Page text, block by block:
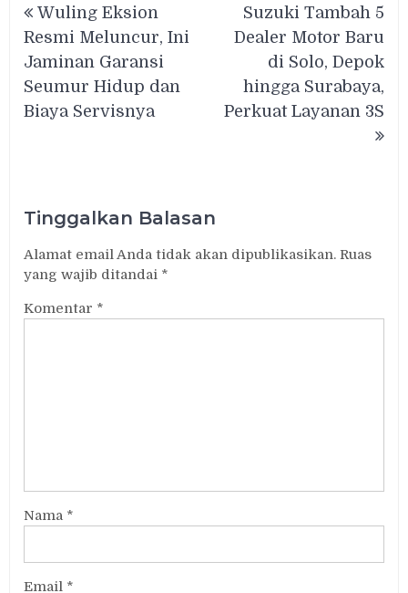
pos
Wuling Eksion
Resmi Meluncur, Ini
Jaminan Garansi
Seumur Hidup dan
Biaya Servisnya
Suzuki Tambah 5
Dealer Motor Baru
di Solo, Depok
hingga Surabaya,
Perkuat Layanan 3S
Tinggalkan Balasan
Alamat email Anda tidak akan dipublikasikan. Ruas
yang wajib ditandai *
Komentar *
Nama *
Email *